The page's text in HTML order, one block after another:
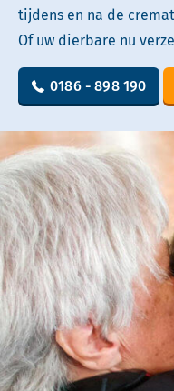
tijdens en na de
Of uw dierbare nu
0186 - 898 190